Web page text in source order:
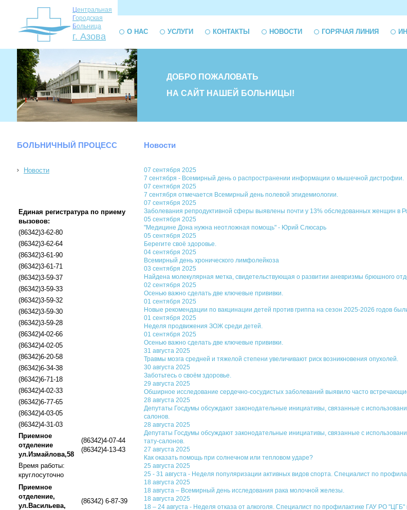
Центральная
Городская
Больница
г. Азова О НАС УСЛУГИ КОНТАКТЫ НОВОСТИ ГОРЯЧАЯ ЛИНИЯ
ДОБРО ПОЖАЛОВАТЬ
НА САЙТ НАШЕЙ БОЛЬНИЦЫ!
БОЛЬНИЧНЫЙ ПРОЦЕСС
Новости
Единая регистратура по приему
вызовов:
(86342)3-62-80
(86342)3-62-64
(86342)3-61-90
(86342)3-61-71
(86342)3-59-37
(86342)3-59-33
(86342)3-59-32
(86342)3-59-30
(86342)3-59-28
(86342)4-02-66
(86342)4-02-05
(86342)6-20-58
(86342)6-34-38
(86342)6-71-18
(86342)4-02-33
(86342)6-77-65
(86342)4-03-05
(86342)4-31-03
Приемное
отделение
ул.Измайлова,58
(86342)4-07-44
(86342)4-13-43
Время работы:
круглосуточно
Приемное
отделение,
ул.Васильева,
(86342) 6-87-39
Новости
07 сентября 2025
7 сентября - Всемирный день о распространении информации о мышечной дистрофии.
07 сентября 2025
7 сентября отмечается Всемирный день полевой эпидемиологии.
07 сентября 2025
Заболевания репродуктивной сферы выявлены почти у 13% обследованных женщин в
05 сентября 2025
"Медицине Дона нужна неотложная помощь" - Юрий Слюсарь
05 сентября 2025
Берегите своё здоровье.
04 сентября 2025
Всемирный день хронического лимфолейкоза
03 сентября 2025
Найдена молекулярная метка, свидетельствующая о развитии аневризмы брюшного
02 сентября 2025
Осенью важно сделать две ключевые прививки.
01 сентября 2025
Новые рекомендации по вакцинации детей против гриппа на сезон 2025-2026 годов
01 сентября 2025
Неделя продвижения ЗОЖ среди детей.
01 сентября 2025
Осенью важно сделать две ключевые прививки.
31 августа 2025
Травмы мозга средней и тяжелой степени увеличивают риск возникновения опухолей.
30 августа 2025
Заботьтесь о своём здоровье.
29 августа 2025
Обширное исследование сердечно-сосудистых заболеваний выявило часто
28 августа 2025
Депутаты Госдумы обсуждают законодательные инициативы, связанные с
салонов.
28 августа 2025
Депутаты Госдумы обсуждают законодательные инициативы, связанные с
тату-салонов.
27 августа 2025
Как оказать помощь при солнечном или тепловом ударе?
25 августа 2025
25 - 31 августа - Неделя популяризации активных видов спорта. Специалист по
18 августа 2025
18 августа – Всемирный день исследования рака молочной железы.
18 августа 2025
18 – 24 августа - Неделя отказа от алкоголя. Специалист по профилактике ГАУ РО "ЦГБ"